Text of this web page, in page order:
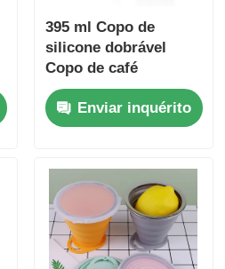
395 ml Copo de
silicone dobrável
Copo de café
dobrável Reutilizável
com tampa
Enviar inquérito